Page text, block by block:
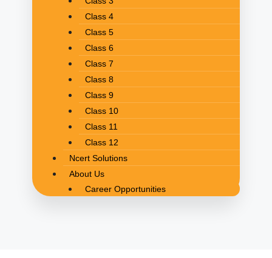
Class 4
Class 5
Class 6
Class 7
Class 8
Class 9
Class 10
Class 11
Class 12
Ncert Solutions
About Us
Career Opportunities